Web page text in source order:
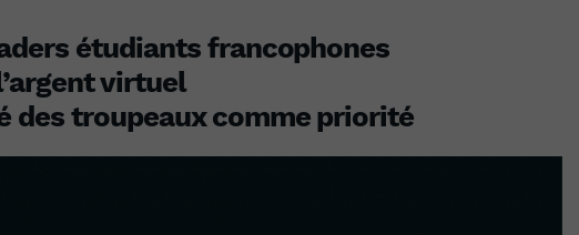
étudiants francophones
virtuel
des troupeaux comme priorité